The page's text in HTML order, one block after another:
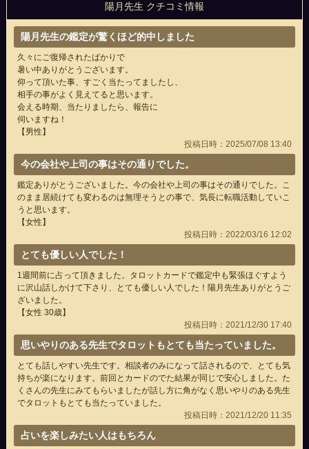
陽月先生 クチコミ情報
陽月先生の鑑定が驚くほど的中しました
久々にご復帰されたばかりで
暑い中ありがとうございます。
仰って頂いた事、すごく当たってましたし、
相手の事がよく見えてると思います。
会える時期、当たりましたら、報告に
伺いますね！
【男性】
投稿日時：2025/07/08 13:40
今の会社や上司の事はその通りでした。
鑑定ありがとうございました。今の会社や上司の事はその通りでした。こ
のまま居続けても変わるのは無理そうとの事で、気長に転職活動していこ
うと思います。
【女性】
投稿日時：2022/03/16 12:02
とても優しい人でした！
1週間前に占って頂きました。タロットカードで鑑定中も緊張ほぐすよう
に沢山話しかけて下さり、とても優しい人でした！陽月先生ありがとうご
ざいました。
【女性 30歳】
投稿日時：2021/12/30 17:40
思いやりのある先生でタロットもとても当たっていました。
とても話しやすい先生です。相談者のみになって話されるので、とても気
持ちが楽になります。前回とカードのでた結果が同じで安心しました。た
くさんの先生にみてもらいましたが話し方に角がなく思いやりのある先生
でタロットもとても当たっていました。
投稿日時：2021/12/20 11:35
占いを楽しみたい人はもちろん